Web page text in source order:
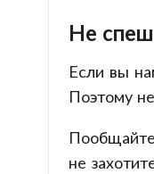
Не
Если вы
Поэтому
не